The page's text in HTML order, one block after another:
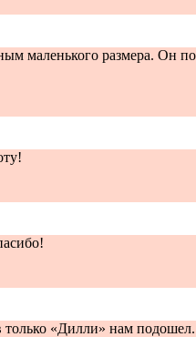
маленького размера. Он
«Дилли» нам